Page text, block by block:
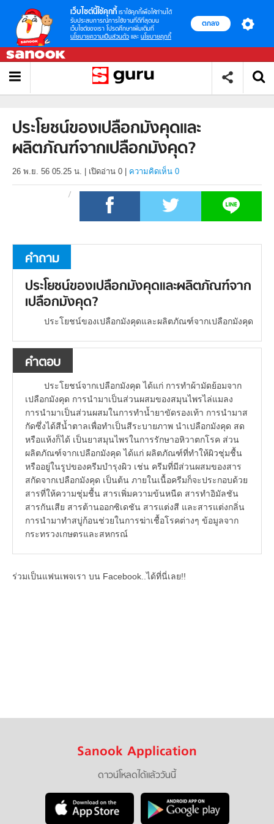
เว็บไซต์นี้ใช้คุกกี้ เราใช้คุกกี้เพื่อให้ท่านได้
รับประสบการณ์การใช้งานที่ดีที่สุดบน
เว็บไซต์ของเรา โปรดศึกษาเพิ่มเติมที่
นโยบายความเป็นส่วนตัว และ นโยบายคุกกี้
ตกลง
ประโยชน์ของเปลือกมังคุดและ
ผลิตภัณฑ์จากเปลือกมังคุด?
26 พ.ย. 56 05.25 น. เปิดอ่าน 0 ความคิดเห็น 0
คำถาม
ประโยชน์ของเปลือกมังคุดและผลิตภัณฑ์จาก
เปลือกมังคุด?
ประโยชน์ของเปลือกมังคุดและผลิตภัณฑ์จากเปลือกมังคุด
คำตอบ
ประโยชน์จากเปลือกมังคุด ได้แก่ การทำผ้ามัดย้อมจาก
เปลือกมังคุด การนำมาเป็นส่วนผสมของสมุนไพรไล่แมลง
การนำมาเป็นส่วนผสมในการทำน้ำยาขัดรองเท้า การนำมาส
กัดซึ่งได้สีน้ำตาลเพื่อทำเป็นสีระบายภาพ นำเปลือกมังคุด สด
หรือแห้งก็ได้ เป็นยาสมุนไพรในการรักษาอหิวาตกโรค ส่วน
ผลิตภัณฑ์จากเปลือกมังคุด ได้แก่ ผลิตภัณฑ์ที่ทำให้ผิวชุ่มชื้น
หรืออยู่ในรูปของครีมบำรุงผิว เช่น ครีมที่มีส่วนผสมของสาร
สกัดจากเปลือกมังคุด เป็นต้น ภายในเนื้อครีมก็จะประกอบด้วย
สารที่ให้ความชุ่มชื้น สารเพิ่มความข้นหนืด สารทำอิมัลชัน
สารกันเสีย สารต้านออกซิเดชัน สารแต่งสี และสารแต่งกลิ่น
การนำมาทำสบู่ก้อนช่วยในการฆ่าเชื้อโรคต่างๆ ข้อมูลจาก
กระทรวงเกษตรและสหกรณ์
ร่วมเป็นแฟนเพจเรา บน Facebook..ได้ที่นี่เลย!!
Sanook Application
ดาวน์โหลดได้แล้ววันนี้